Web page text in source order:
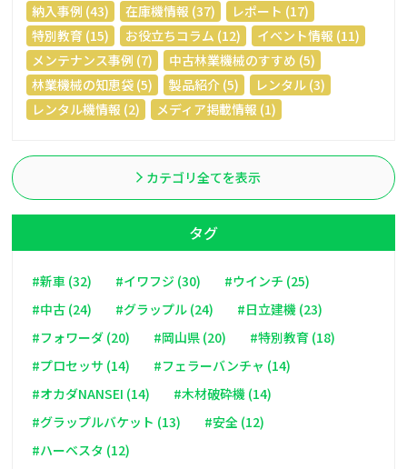
納入事例 (43) 在庫機情報 (37)
レポート (17)
特別教育 (15)
お役立ちコラム (12)
イベント情報 (11)
メンテナンス事例 (7)
中古林業機械のすすめ (5)
林業機械の知恵袋 (5)
製品紹介 (5)
レンタル (3)
レンタル機情報 (2)
メディア掲載情報 (1)
カテゴリ全てを表示
タグ
#新車 (32) #イワフジ (30)
#ウインチ (25)
#中古 (24)
#グラップル (24)
#日立建機 (23)
#フォワーダ (20)
#岡山県 (20)
#特別教育 (18)
#プロセッサ (14)
#フェラーバンチャ (14)
#オカダNANSEI (14)
#木材破砕機 (14)
#グラップルバケット (13)
#安全 (12)
#ハーベスタ (12)